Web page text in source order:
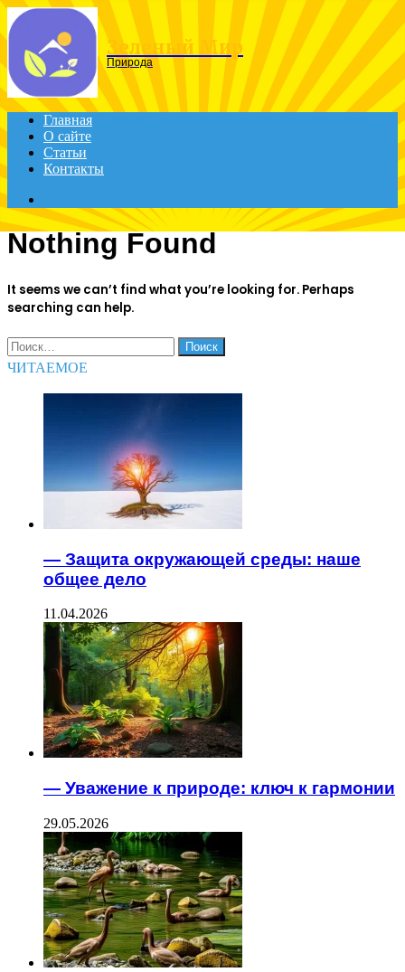
Menu
Зеленый Мир
Природа
Главная
О сайте
Статьи
Контакты
for
Nothing Found
It seems we can’t find what you’re looking for. Perhaps
searching can help.
Найти:
ЧИТАЕМОЕ
— Защита окружающей среды: наше
общее дело
11.04.2026
— Уважение к природе: ключ к гармонии
29.05.2026